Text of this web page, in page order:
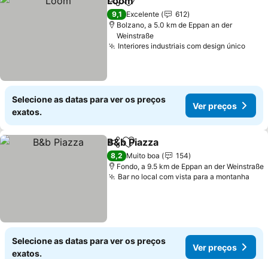
PartilharAdicionar aos favoritos
9,1 Excelente
612
Bolzano, a 5.0 km de Eppan an der
Weinstraße
Interiores industriais com design únicoVer
Selecione as datas para ver os preços
exatos.
Ver preços
PartilharAdicionar aos favoritos
B&b Piazza
8,2 Muito boa
154
Fondo, a 9.5 km de Eppan an der Weinstraße
Bar no local com vista para a montanha
Selecione as datas para ver os preços
exatos.
Ver preços